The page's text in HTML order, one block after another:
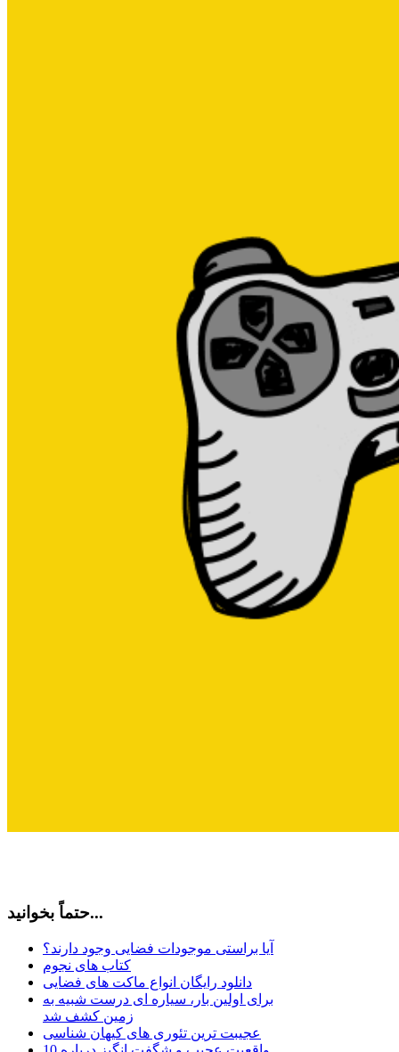
حتماً بخوانید...
آیا براستی موجودات فضایی وجود دارند؟
کتاب های نجوم
دانلود رایگان انواع ماکت های فضایی
برای اولین بار، سیاره ای درست شبیه به
زمین کشف شد
عجیبت ترین تئوری های کیهان شناسی